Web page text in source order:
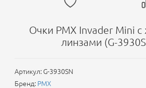
Очки PMX Invader Mini
линзами (G-
Артикул: G-3930SN
Бренд: PMX